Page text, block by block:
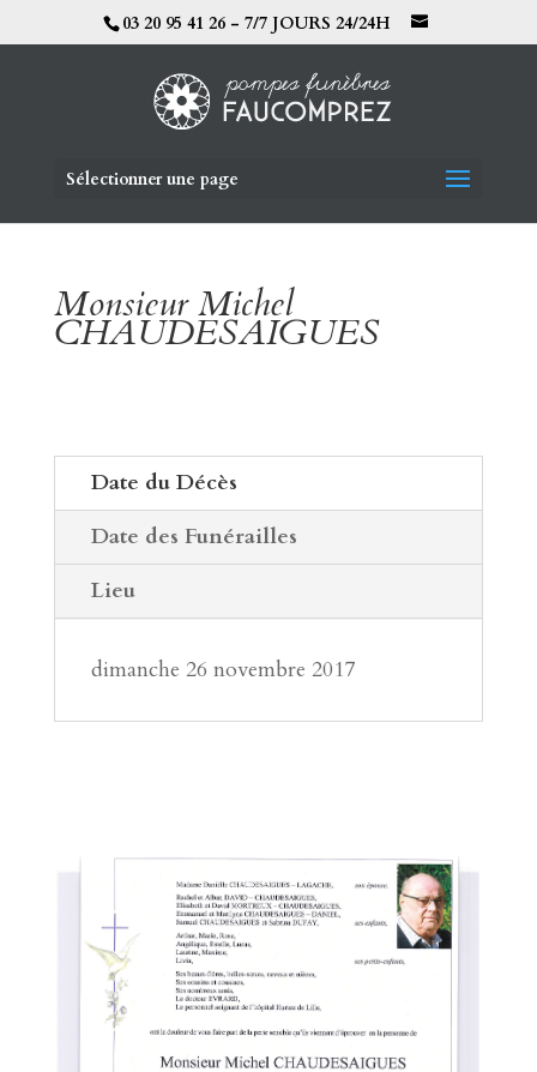
03 20 95 41 26 - 7/7 JOURS 24/24H
Sélectionner une page
Monsieur Michel
CHAUDESAIGUES
Date du Décès
Date des Funérailles
Lieu
dimanche 26 novembre 2017